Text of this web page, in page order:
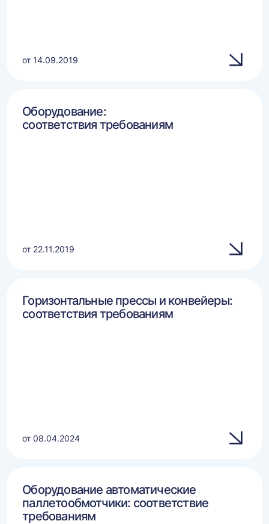
от 14.09.2019
Оборудование:
соответствия требованиям
от 22.11.2019
Горизонтальные прессы и конвейеры:
соответствия требованиям
от 08.04.2024
Оборудование автоматические
паллетообмотчики: соответствие
требованиям